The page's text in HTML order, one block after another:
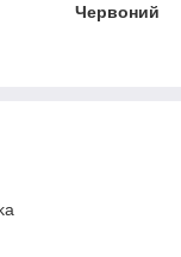
Червоний